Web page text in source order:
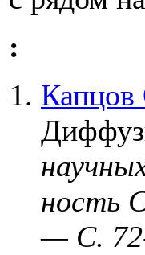
:
ность
— С.